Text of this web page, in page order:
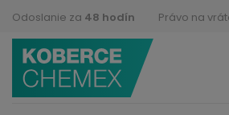
Odoslanie za 48 hodín Právo na